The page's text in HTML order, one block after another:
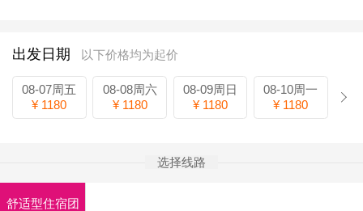
出发日期 以下价格均为起价
08-07周五
¥ 1180
08-08周六
¥ 1180
08-09周日
¥ 1180
08-10周一
¥ 1180
选择线路
舒适型住宿团